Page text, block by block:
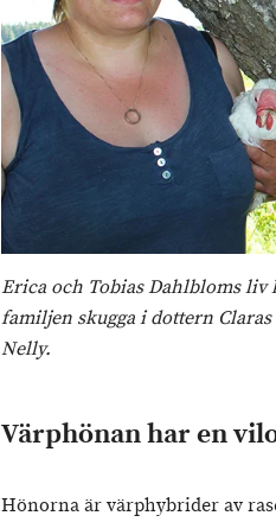
Erica och Tobias Dahlbloms
familjen skugga i dottern
Nelly.
Värphönan har en
Hönorna är värphybrider av